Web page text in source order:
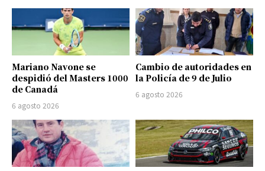
Mariano Navone se
despidió del Masters 1000
de Canadá
6 agosto 2026
Cambio de autoridades en
la Policía de 9 de Julio
6 agosto 2026